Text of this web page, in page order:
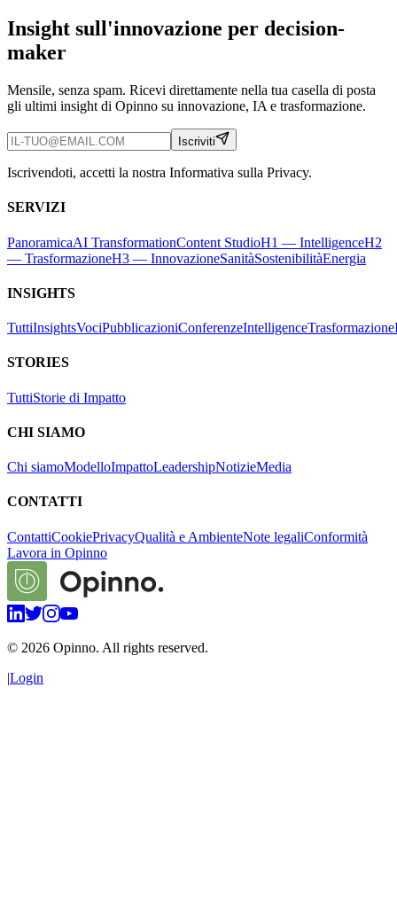
Insight sull'innovazione per decision-
maker
Mensile, senza spam. Ricevi direttamente nella tua casella di posta
gli ultimi insight di Opinno su innovazione, IA e trasformazione.
Iscriviti
Iscrivendoti, accetti la nostra Informativa sulla Privacy.
SERVIZI
PanoramicaAI TransformationContent StudioH1 — IntelligenceH2
— TrasformazioneH3 — InnovazioneSanitàSostenibilitàEnergia
INSIGHTS
TuttiInsightsVociPubblicazioniConferenzeIntelligenceTrasformazione
STORIES
TuttiStorie di Impatto
CHI SIAMO
Chi siamoModelloImpattoLeadershipNotizieMedia
CONTATTI
ContattiCookiePrivacyQualità e AmbienteNote legaliConformità
Lavora in Opinno
© 2026 Opinno. All rights reserved.
|Login